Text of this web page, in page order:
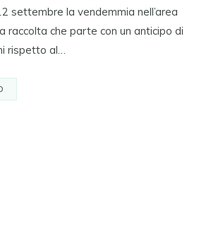
settembre la vendemmia nell’area
raccolta che parte con un anticipo di
rispetto al…